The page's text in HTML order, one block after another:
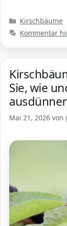
Kategorien
Kirschbäume
Kommentar
Sie, wie
Mai 21, 2026 von